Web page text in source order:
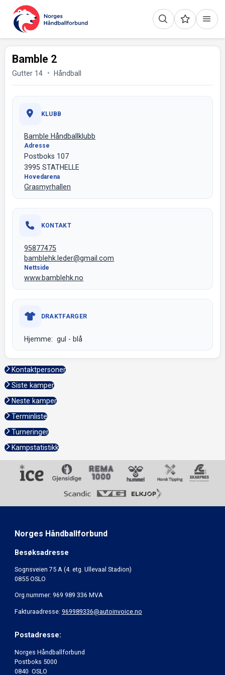
Bamble 2
Gutter 14 Håndball
KLUBB
Bamble Håndballklubb
Adresse
Postboks 107
3995 STATHELLE
Hovedarena
Grasmyrhallen
KONTAKT
95877475
bamblehk.leder@gmail.com
Nettside
www.bamblehk.no
DRAKTFARGER
Hjemme: gul - blå
Kontaktpersoner
Siste kamper
Neste kamper
Terminliste
Turneringer
Kampstatistikk
Norges Håndballforbund
Besøksadresse
Sognsveien 75 A (4. etg. Ullevaal Stadion)
0855 OSLO
Org.nummer: 969 989 336 MVA
Fakturaadresse: 969989336@autoinvoice.no
Postadresse:
Norges Håndballforbund
Postboks 5000
0840 OSLO